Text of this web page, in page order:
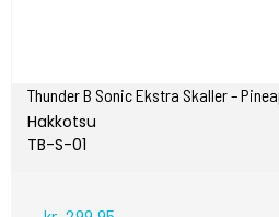
Thunder B Sonic Ekstra Skaller –
Hakkotsu
TB-S-01